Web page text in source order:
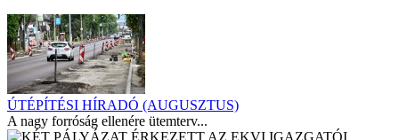
ÚTÉPÍTÉSI HÍRADÓ (AUGUSZTUS)
A nagy forróság ellenére ütemterv...